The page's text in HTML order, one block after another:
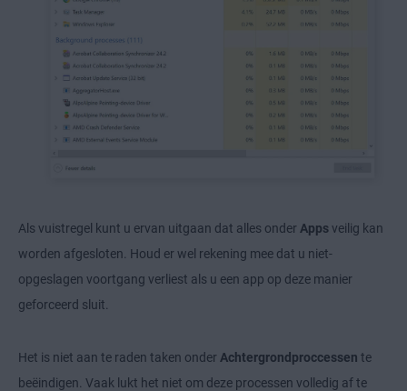
Als vuistregel kunt u ervan uitgaan dat alles onder Appsveilig kan
worden afgesloten. Houd er wel rekening mee dat u niet-
opgeslagen voortgang verliest als u een app op deze manier
geforceerd sluit.
Het is niet aan te raden taken onder Achtergrondproccessen te
beëindigen. Vaak lukt het niet om deze processen volledig af te